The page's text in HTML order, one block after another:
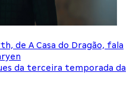
de A Casa do Dragão, fala
da terceira temporada da